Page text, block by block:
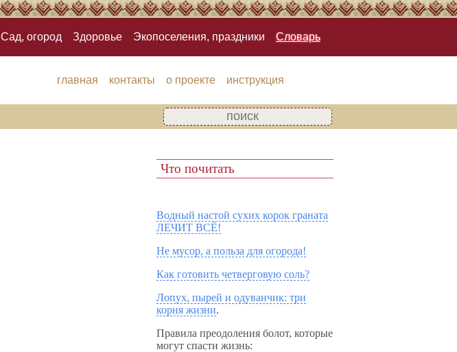
Сад, огород Здоровье Экопоселения, праздники Словарь
главная контакты о проекте инструкция
Что почитать
Водный настой сухих корок граната
ЛЕЧИТ ВСЁ!
Не мусор, а польза для огорода!
Как готовить четверговую соль?
Лопух, пырей и одуванчик: три
корня жизни.
Правила преодоления болот, которые
могут спасти жизнь: